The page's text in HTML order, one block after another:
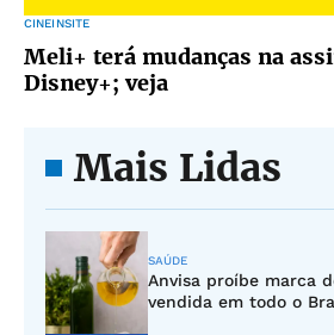
CINEINSITE
Meli+ terá mudanças na
Disney+; veja
Mais Lidas
SAÚDE
Anvisa proíbe marca
vendida em todo o